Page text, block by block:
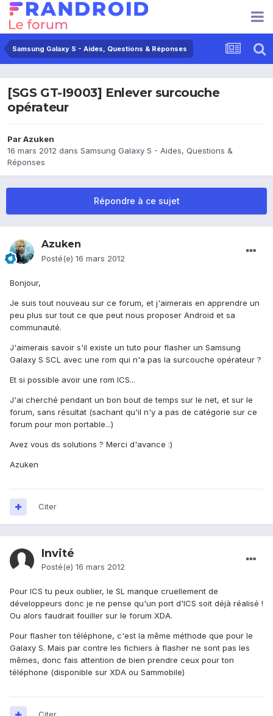
Samsung Galaxy S - Aides, Questions & Réponses
[SGS GT-I9003] Enlever surcouche
opérateur
ParAzuken
16 mars 2012 dans Samsung Galaxy S - Aides, Questions &
Réponses
Répondre à ce sujet
Azuken
Posté(e) 16 mars 2012
Bonjour,
Je suis tout nouveau sur ce forum, et j'aimerais en apprendre un
peu plus sur tout ce que peut nous proposer Android et sa
communauté.
J'aimerais savoir s'il existe un tuto pour flasher un Samsung
Galaxy S SCL avec une rom qui n'a pas la surcouche opérateur ?
Et si possible avoir une rom ICS...
J'ai cherché pendant un bon bout de temps sur le net, et sur le
forum, sans résultat (sachant qu'il n'y a pas de catégorie sur ce
forum pour mon portable...)
Avez vous ds solutions ? Merci d'avance :)
Azuken
Citer
Invité
Posté(e) 16 mars 2012
Pour ICS tu peux oublier, le SL manque cruellement de
développeurs donc je ne pense qu'un port d'ICS soit déjà réalisé !
Ou alors faudrait fouiller sur le forum XDA.
Pour flasher ton téléphone, c'est la même méthode que pour le
Galaxy S. Mais par contre les fichiers à flasher ne sont pas les
mêmes, donc fais attention de bien prendre ceux pour ton
téléphone (disponible sur XDA ou Sammobile)